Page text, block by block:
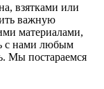
взятками или
важную
материалами,
с нами любым
Мы постараемся